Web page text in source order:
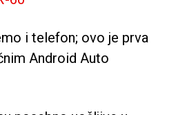
i telefon; ovo je prva
Android Auto